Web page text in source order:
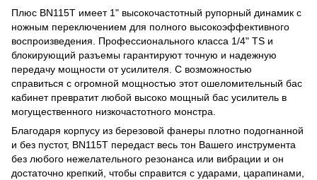
Плюс BN115T имеет 1" высокочастотный рупорный динамик с
ножным переключением для полного высокоэффективного
воспроизведения. Профессионального класса 1/4" TS и
блокирующий разъемы гарантируют точную и надежную
передачу мощности от усилителя. С возможностью
справиться с огромной мощностью этот ошеломительный бас
кабинет превратит любой высоко мощный бас усилитель в
могущественного низкочастотного монстра.
Благодаря корпусу из березовой фанеры плотно подогнанной
и без пустот, BN115T передаст весь тон Вашего инструмента
без любого нежелательного резонанса или вибрации и он
достаточно крепкий, чтобы справится с ударами, царапинами,